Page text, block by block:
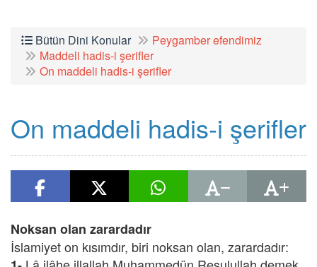
Bütün Dini Konular
Peygamber efendimiz
Maddeli hadis-i şerifler
On maddeli hadis-i şerifler
On maddeli hadis-i şerifler
Noksan olan zarardadır
İslamiyet on kısımdır, biri noksan olan, zarardadır: